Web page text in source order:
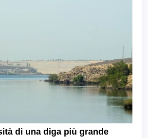
di una diga più grande